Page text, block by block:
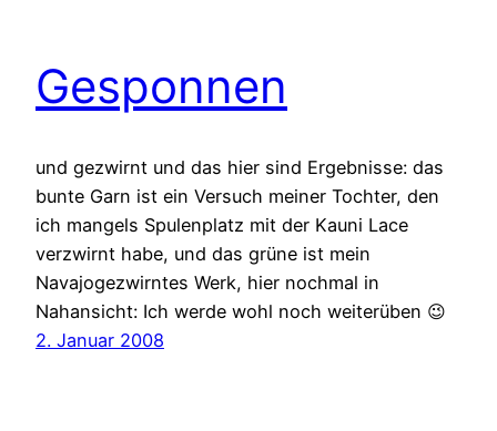
Gesponnen
und gezwirnt und das hier sind Ergebnisse: das
bunte Garn ist ein Versuch meiner Tochter, den
ich mangels Spulenplatz mit der Kauni Lace
verzwirnt habe, und das grüne ist mein
Navajogezwirntes Werk, hier nochmal in
Nahansicht: Ich werde wohl noch weiterüben 😉
2. Januar 2008